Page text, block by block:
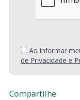
Ao informar
de Privacidade e
Compartilhe